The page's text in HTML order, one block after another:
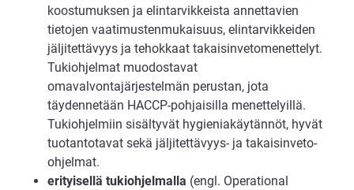
koostumuksen ja elintarvikkeista annettavien
tietojen vaatimustenmukaisuus, elintarvikkeiden
jäljitettävyys ja tehokkaat takaisinvetomenettelyt.
Tukiohjelmat muodostavat
omavalvontajärjestelmän perustan, jota
täydennetään HACCP-pohjaisilla menettelyillä.
Tukiohjelmiin sisältyvät hygieniakäytännöt, hyvät
tuotantotavat sekä jäljitettävyys- ja takaisinveto-
ohjelmat.
erityisellä tukiohjelmalla (engl. Operational